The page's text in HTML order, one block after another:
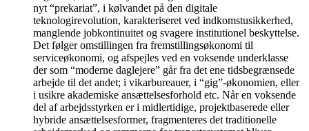
nyt “prekariat”, i kølvandet på den digitale
teknologirevolution, karakteriseret ved indkomstusikkerhed,
manglende jobkontinuitet og svagere institutionel beskyttelse.
Det følger omstillingen fra fremstillingsøkonomi til
serviceøkonomi, og afspejles ved en voksende underklasse
der som “moderne daglejere” går fra det ene tidsbegrænsede
arbejde til det andet; i vikarbureauer, i “gig”-økonomien, eller
i usikre akademiske ansættelsesforhold etc. Når en voksende
del af arbejdsstyrken er i midlertidige, projektbaserede eller
hybride ansættelsesformer, fragmenteres det traditionelle